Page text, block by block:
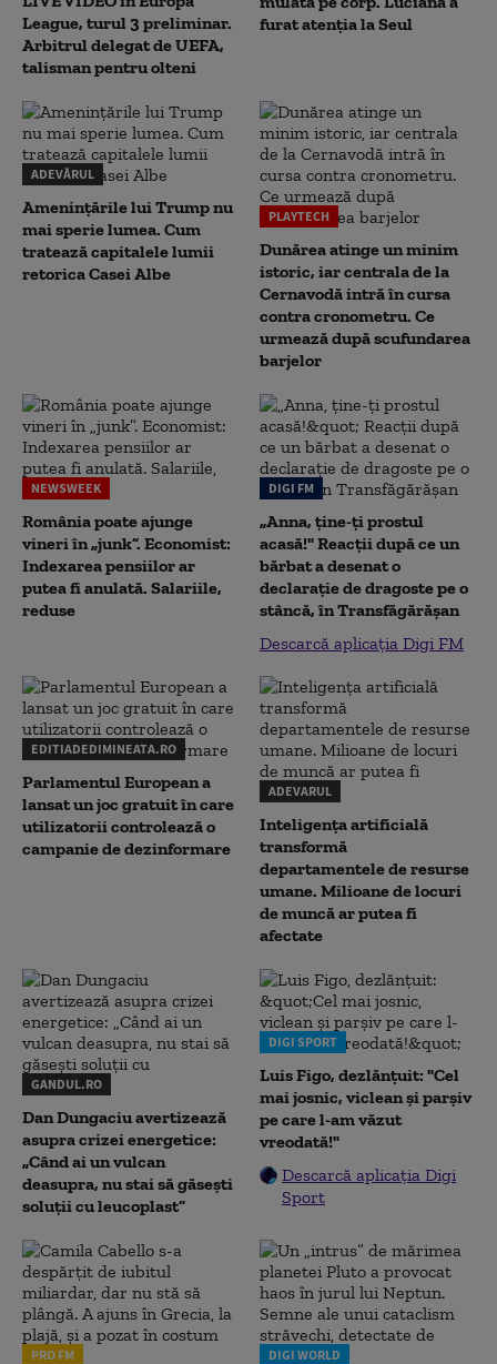
League, turul 3 preliminar.
Arbitrul delegat de UEFA,
talisman pentru olteni
furat atenția la Seul
ADEVĂRUL
Amenințările lui Trump nu
mai sperie lumea. Cum
tratează capitalele lumii
retorica Casei Albe
PLAYTECH
Dunărea atinge un minim
istoric, iar centrala de la
Cernavodă intră în cursa
contra cronometru. Ce
urmează după scufundarea
barjelor
NEWSWEEK
România poate ajunge
vineri în „junk”. Economist:
Indexarea pensiilor ar
putea fi anulată. Salariile,
reduse
DIGI FM
„Anna, ţine-ţi prostul
acasă!" Reacţii după ce un
bărbat a desenat o
declaraţie de dragoste pe o
stâncă, în Transfăgărăşan
Descarcă aplicația Digi FM
EDITIADEDIMINEATA.RO
Parlamentul European a
lansat un joc gratuit în care
utilizatorii controlează o
campanie de dezinformare
ADEVARUL
Inteligența artificială
transformă
departamentele de resurse
umane. Milioane de locuri
de muncă ar putea fi
afectate
GANDUL.RO
Dan Dungaciu avertizează
asupra crizei energetice:
„Când ai un vulcan
deasupra, nu stai să găsești
soluții cu leucoplast”
DIGI SPORT
Luis Figo, dezlănțuit: "Cel
mai josnic, viclean și parșiv
pe care l-am văzut
vreodată!"
Descarcă aplicația Digi
Sport
PRO FM DIGI WORLD